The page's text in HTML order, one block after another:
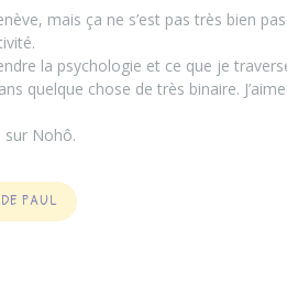
mais ça ne s’est pas très bien
la psychologie et ce que je
quelque chose de très binaire.
sur Nohô.
PAUL